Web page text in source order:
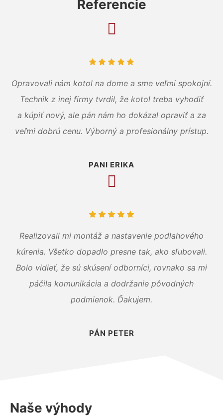
Referencie
Opravovali nám kotol na dome a sme veľmi spokojní.
Technik z inej firmy tvrdil, že kotol treba vyhodiť
a kúpiť nový, ale pán nám ho dokázal opraviť a za
veľmi dobrú cenu. Výborný a profesionálny prístup.
PANI ERIKA
Realizovali mi montáž a nastavenie podlahového
kúrenia. Všetko dopadlo presne tak, ako sľubovali.
Bolo vidieť, že sú skúsení odborníci, rovnako sa mi
páčila komunikácia a dodržanie pôvodných
podmienok. Ďakujem.
PÁN PETER
Naše výhody